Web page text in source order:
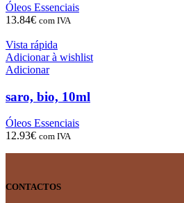
Óleos Essenciais
13.84€ com IVA
Vista rápida
Adicionar à wishlist
Adicionar
saro, bio, 10ml
Óleos Essenciais
12.93€ com IVA
CONTACTOS